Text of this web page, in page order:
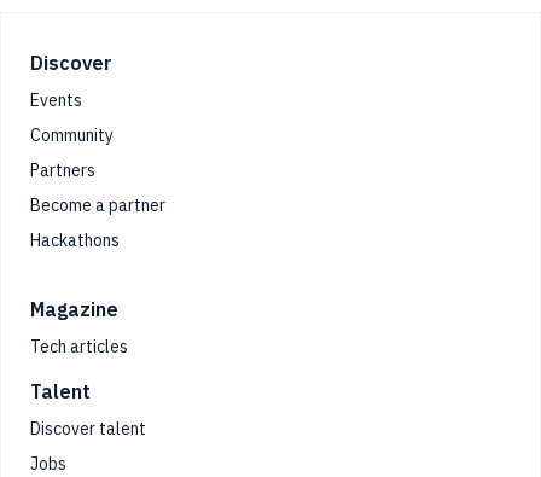
Footer
Discover
Events
Community
Partners
Become a partner
Hackathons
Magazine
Tech articles
Talent
Discover talent
Jobs